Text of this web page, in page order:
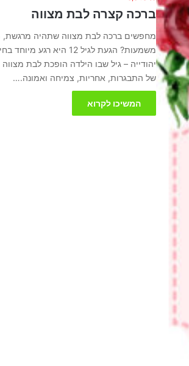
ברכה קצרה לבת מצווה
מחפשים ברכה לבת מצווה שתהיה מרגשת,
משמעות? הגעת לגיל 12 היא
יהודייה – גיל שבו הילדה הופכת לבת
של התבגרות, אחריות, צמיחה ואמונה.…
המשיכו לקרוא